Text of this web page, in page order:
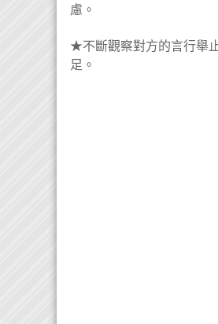
慮。
★不斷觀察對方的言行舉
足。